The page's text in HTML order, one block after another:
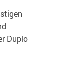
Duplo